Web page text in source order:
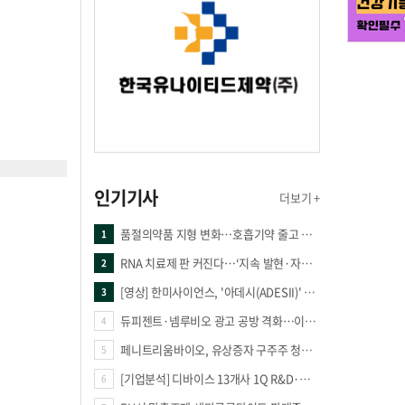
인기기사 더보기 +
1 품절의약품 지형 변화…호흡기약 줄고 만성질환 복합제 늘었다
2 RNA 치료제 판 커진다…‘지속 발현·자가증폭·단백질 복원’ 경쟁
3 [영상] 한미사이언스, '아데시(ADESII)' 앞세워 더마 시장 판도 바꾼다
4 듀피젠트·넴루비오 광고 공방 격화…이번엔 사노피가 일부 문구 변경
5 페니트리움바이오, 유상증자 구주주 청약률 91.03% 기록
6 [기업분석] 디바이스 13개사 1Q R&D·해외매출 증가